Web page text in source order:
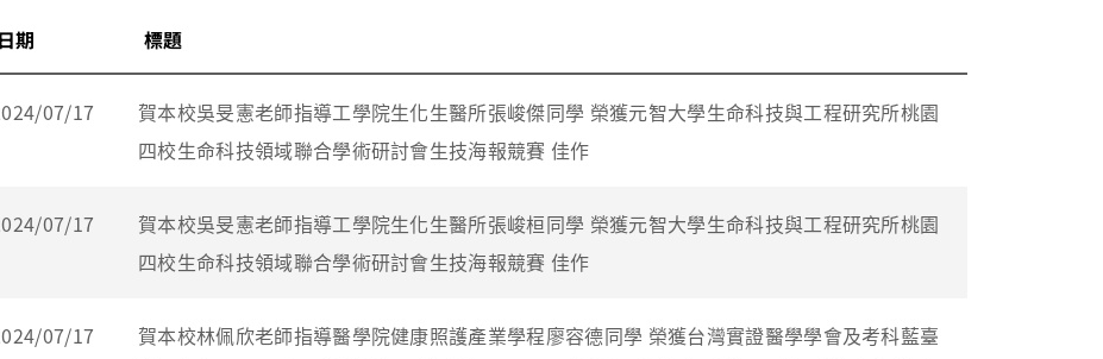
日期 標題
07/17
賀本校吳旻憲老師指導工學院生化生醫所張峻傑同學 榮獲元智大學生命科技與工程研究所桃園
四校生命科技領域聯合學術研討會生技海報競賽 佳作
07/17
賀本校吳旻憲老師指導工學院生化生醫所張峻桓同學 榮獲元智大學生命科技與工程研究所桃園
四校生命科技領域聯合學術研討會生技海報競賽 佳作
07/17
賀本校林佩欣老師指導醫學院健康照護產業學程廖容德同學 榮獲台灣實證醫學學會及考科藍臺